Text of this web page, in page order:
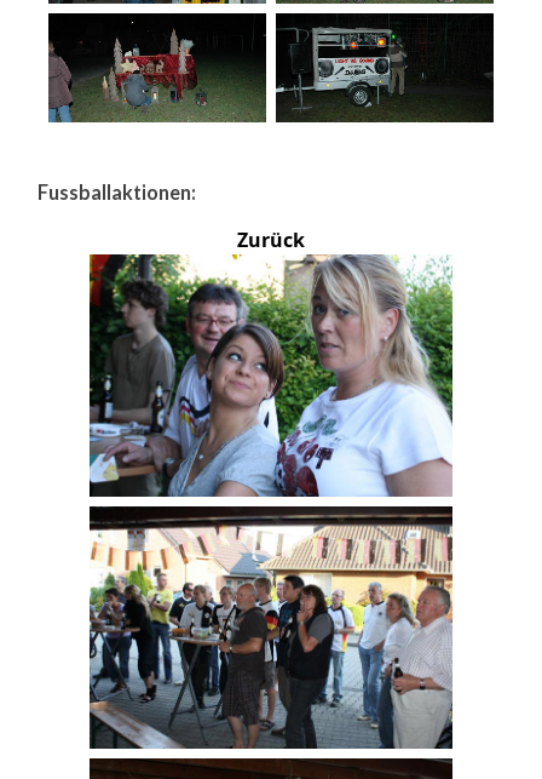
Fussballaktionen:
Zurück